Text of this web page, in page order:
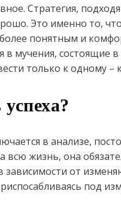
Стратегия,
Это именно то,
понятным и
в мучения, состоящие
только к одному
в анализе,
всю жизнь, она
зависимости от
под